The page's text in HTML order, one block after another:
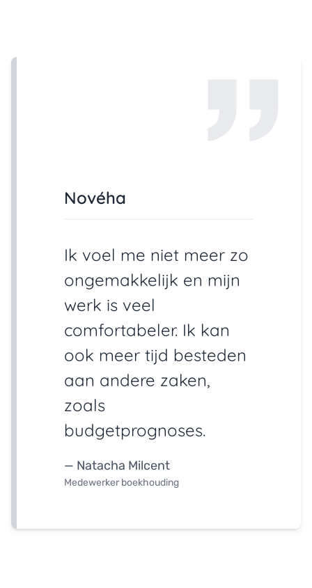
Novéha
Ik voel me niet meer zo
ongemakkelijk en mijn
werk is veel
comfortabeler. Ik kan
ook meer tijd besteden
aan andere zaken,
zoals
budgetprognoses.
— Natacha Milcent
Medewerker boekhouding